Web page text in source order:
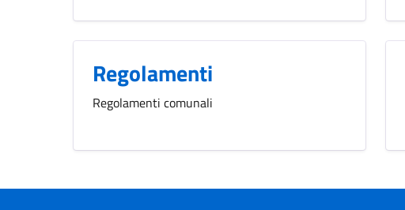
Regolamenti
Regolamenti comunali